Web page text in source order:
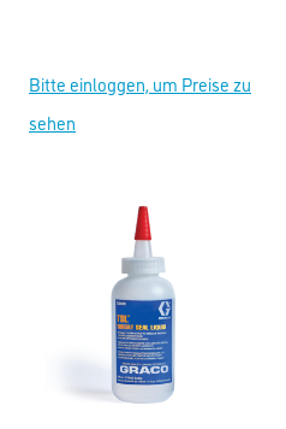
Bitte einloggen, um Preise zu
sehen